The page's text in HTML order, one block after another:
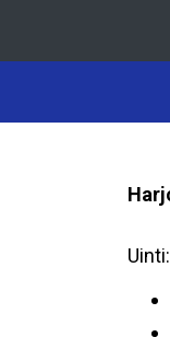
Uinti: